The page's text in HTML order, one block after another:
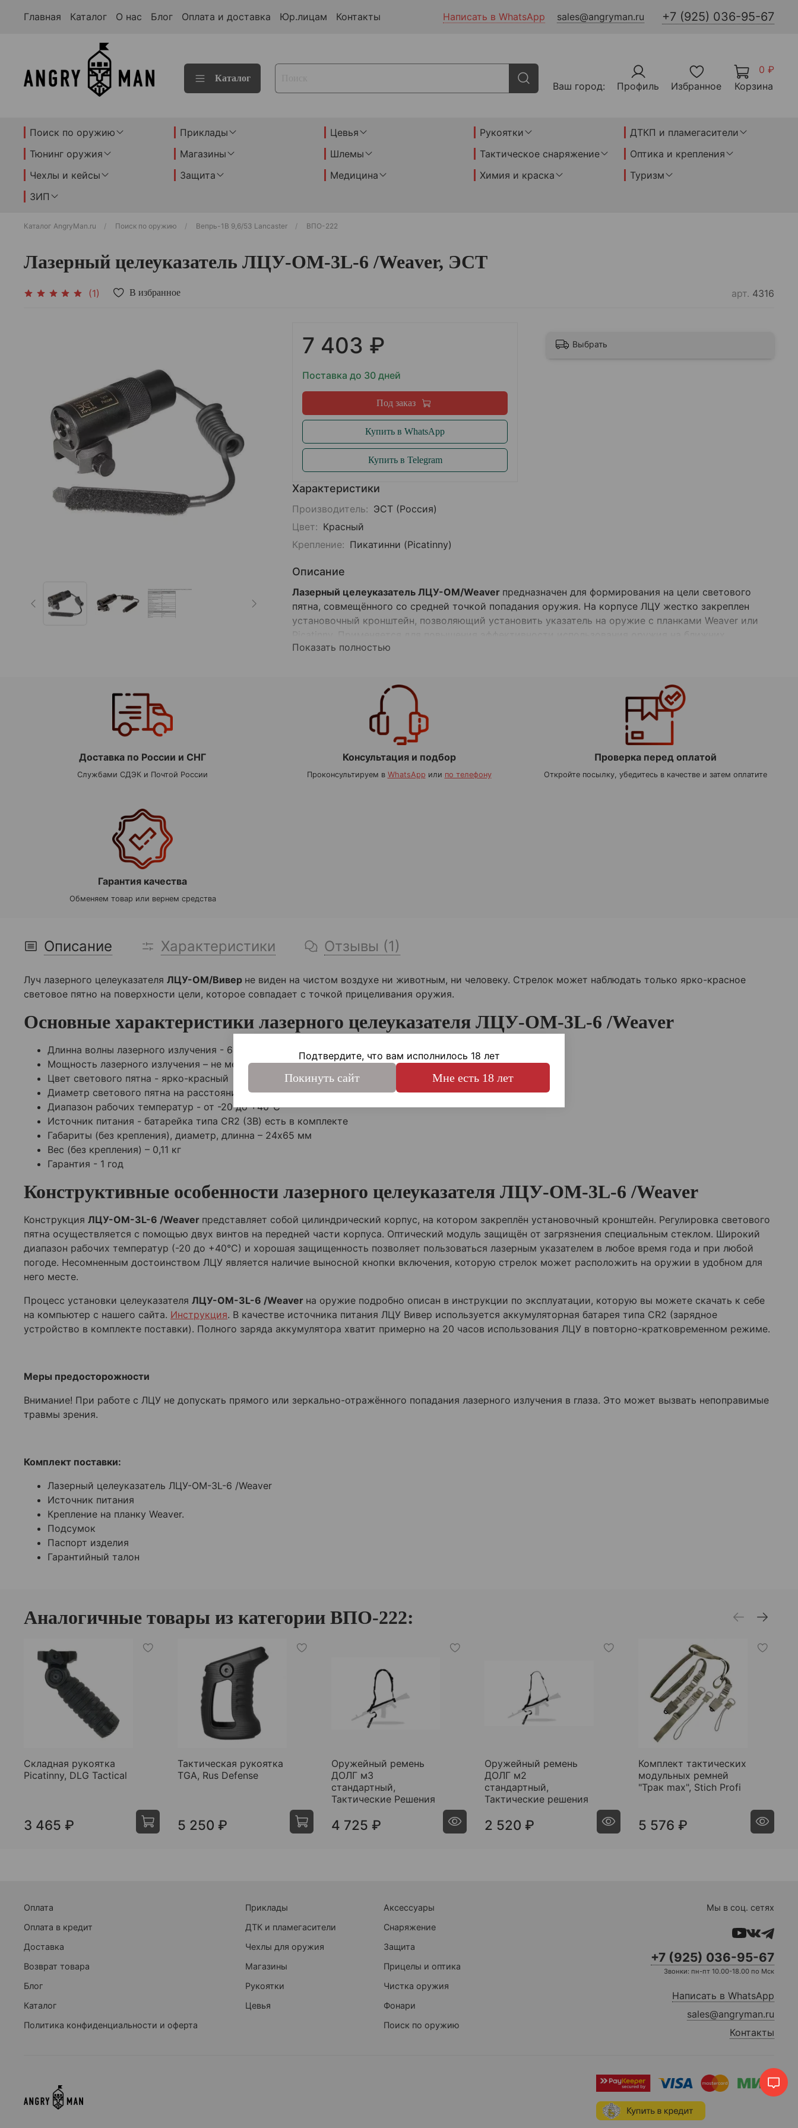
Главная Каталог О нас Блог Оплата и доставка Юр.лицам Контакты Написать в WhatsApp sales@angryman.ru +7 (925) 036-95-67
Каталог
Ваш город: Профиль Избранное
0 ₽
Корзина
Поиск по оружию Приклады Цевья Рукоятки
ДТКП и пламегасители
Тюнинг оружия
Магазины Шлемы Тактическое снаряжение
Оптика и крепления
Чехлы и кейсы
Защита Медицина Химия и краска
Туризм
ЗИП
Каталог AngryMan.ru Поиск по оружию Вепрь-1В 9,6/53 Lancaster ВПО-222
Лазерный целеуказатель ЛЦУ-ОМ-3L-6 /Weaver, ЭСТ
(1) В избранное арт. 4316
Характеристики
Производитель: ЭСТ (Россия)
Цвет: Красный
Крепление: Пикатинни (Picatinny)
Описание
Лазерный целеуказатель ЛЦУ-ОМ/Weaver предназначен для формирования на цели светового
пятна, совмещённого со средней точкой попадания оружия. На корпусе ЛЦУ жестко закреплен
установочный кронштейн, позволяющий установить указатель на оружие с планками Weaver или
дистанциях в условиях малой освещённости и сумерках.
Показать полностью
7 403 ₽
Поставка до 30 дней
Под заказ
Купить в WhatsApp
Купить в Telegram
Выбрать
Доставка по России и СНГ
Службами СДЭК и Почтой России
Консультация и подбор
Проконсультируем в WhatsApp или по телефону
Проверка перед оплатой
Откройте посылку, убедитесь в качестве и затем оплатите
Гарантия качества
Обменяем товар или вернем средства
Описание Характеристики Отзывы (1)
Луч лазерного целеуказателя ЛЦУ-ОМ/Вивер не виден на чистом воздухе ни животным, ни человеку. Стрелок может наблюдать только ярко-красное
световое пятно на поверхности цели, которое совпадает с точкой прицеливания оружия.
Основные характеристики лазерного целеуказателя ЛЦУ-ОМ-3L-6 /Weaver
Длинна волны лазерного излучения - 640 нм
Мощность лазерного излучения – не менее 4 мВт
Цвет светового пятна - ярко-красный
Диаметр светового пятна на расстоянии 25 метров – не более 25 мм
Диапазон рабочих температур - от -20 до +40°С
Источник питания - батарейка типа CR2 (3В) есть в комплекте
Габариты (без крепления), диаметр, длинна – 24х65 мм
Вес (без крепления) – 0,11 кг
Гарантия - 1 год
Конструктивные особенности лазерного целеуказателя ЛЦУ-ОМ-3L-6 /Weaver
Конструкция ЛЦУ-ОМ-3L-6 /Weaver представляет собой цилиндрический корпус, на котором закреплён установочный кронштейн. Регулировка светового
пятна осуществляется с помощью двух винтов на передней части корпуса. Оптический модуль защищён от загрязнения специальным стеклом. Широкий
диапазон рабочих температур (-20 до +40°С) и хорошая защищенность позволяет пользоваться лазерным указателем в любое время года и при любой
погоде. Несомненным достоинством ЛЦУ является наличие выносной кнопки включения, которую стрелок может расположить на оружии в удобном для
него месте.
Процесс установки целеуказателя ЛЦУ-ОМ-3L-6 /Weaver на оружие подробно описан в инструкции по эксплуатации, которую вы можете скачать к себе
на компьютер с нашего сайта. Инструкция. В качестве источника питания ЛЦУ Вивер используется аккумуляторная батарея типа CR2 (зарядное
устройство в комплекте поставки). Полного заряда аккумулятора хватит примерно на 20 часов использования ЛЦУ в повторно-кратковременном режиме.
Меры предосторожности
Внимание! При работе с ЛЦУ не допускать прямого или зеркально-отражённого попадания лазерного излучения в глаза. Это может вызвать непоправимые
травмы зрения.
Комплект поставки:
Лазерный целеуказатель ЛЦУ-ОМ-3L-6 /Weaver
Источник питания
Крепление на планку Weaver.
Подсумок
Паспорт изделия
Гарантийный талон
Аналогичные товары из категории ВПО-222:
Складная рукоятка
Picatinny, DLG Tactical
3 465 ₽
Тактическая рукоятка
TGA, Rus Defense
5 250 ₽
Оружейный ремень
ДОЛГ м3
стандартный,
Тактические Решения
4 725 ₽
Оружейный ремень
ДОЛГ м2
стандартный,
Тактические решения
2 520 ₽
Комплект тактических
модульных ремней
"Трак max", Stich Profi
5 576 ₽
Оплата
Оплата в кредит
Доставка
Возврат товара
Блог
Каталог
Политика конфиденциальности и оферта
Приклады
ДТК и пламегасители
Чехлы для оружия
Магазины
Рукоятки
Цевья
Аксессуары
Снаряжение
Защита
Прицелы и оптика
Чистка оружия
Фонари
Поиск по оружию
Мы в соц. сетях
+7 (925) 036-95-67
Звонки: пн-пт 10.00-18.00 по Мск
Написать в WhatsApp
sales@angryman.ru
Контакты
Подтвердите, что вам исполнилось 18 лет
Покинуть сайт Мне есть 18 лет